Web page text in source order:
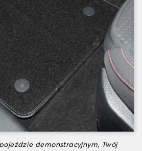
demonstracyjnym, Twój